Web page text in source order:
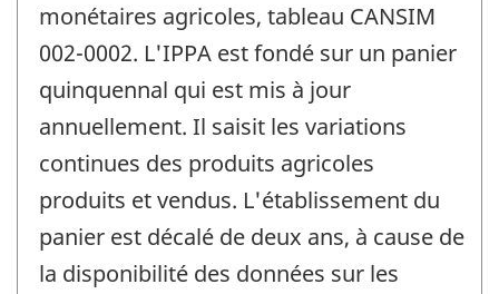
monétaires agricoles, tableau CANSIM
002-0002. L'IPPA est fondé sur un panier
quinquennal qui est mis à jour
annuellement. Il saisit les variations
continues des produits agricoles
produits et vendus. L'établissement du
panier est décalé de deux ans, à cause de
la disponibilité des données sur les